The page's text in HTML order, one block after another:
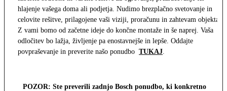
hlajenje vašega doma ali podjetja. Nudimo brezplačno svetovanje in
celovite rešitve, prilagojene vaši viziji, proračunu in zahtevam objekta.
Z vami bomo od začetne ideje do končne montaže in še naprej. Vaša
odločitev bo lažja, življenje pa enostavnejše in lepše. Oddajte
povpraševanje in preverite našo ponudbo TUKAJ
POZOR: Ste preverili zadnjo Bosch ponudbo, ki konkretno